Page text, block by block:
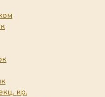
кр.